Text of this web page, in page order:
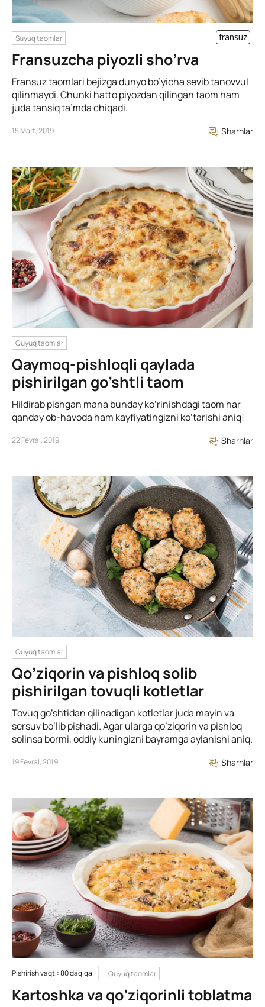
Suyuq taomlar fransuz
Fransuzcha piyozli sho’rva
Fransuz taomlari bejizga dunyo bo’yicha sevib tanovvul
qilinmaydi. Chunki hatto piyozdan qilingan taom ham
juda tansiq ta’mda chiqadi.
15 Mart, 2019 Sharhlar
Quyuq taomlar
Qaymoq-pishloqli qaylada
pishirilgan go’shtli taom
Hildirab pishgan mana bunday ko’rinishdagi taom har
qanday ob-havoda ham kayfiyatingizni ko’tarishi aniq!
22 Fevral, 2019 Sharhlar
Quyuq taomlar
Qo’ziqorin va pishloq solib
pishirilgan tovuqli kotletlar
Tovuq go’shtidan qilinadigan kotletlar juda mayin va
sersuv bo’lib pishadi. Agar ularga qo’ziqorin va pishloq
solinsa bormi, oddiy kuningizni bayramga aylanishi aniq.
19 Fevral, 2019 Sharhlar
Pishirish vaqti: 80 daqiqa Quyuq taomlar
Kartoshka va qo’ziqorinli toblatma